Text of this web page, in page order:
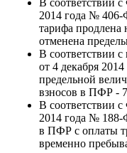
В соответствии
2014 года № 406-
тарифа
отменена
В соответствии
от 4 декабря
предельной
взносов в ПФР -
В соответствии
2014 года № 188-
в ПФР с оплаты
временно